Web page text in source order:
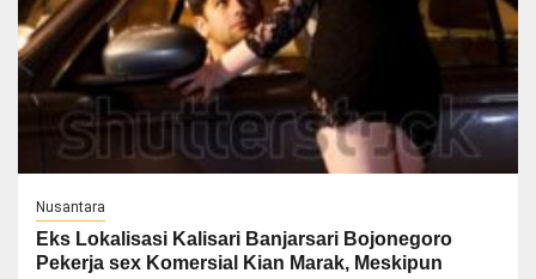
Nusantara
Eks Lokalisasi Kalisari Banjarsari Bojonegoro
Pekerja sex Komersial Kian Marak, Meskipun